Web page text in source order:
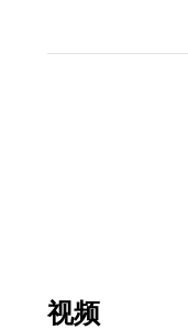
视频